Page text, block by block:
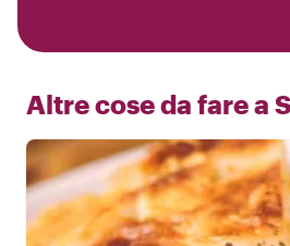
Altre cose da fare a